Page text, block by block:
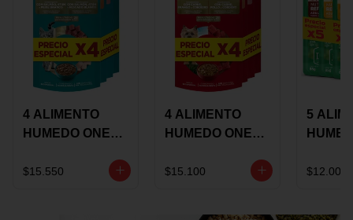
4 ALIMENTO
HUMEDO ONE
85 GRS
$15.550
4 ALIMENTO
HUMEDO ONE
85 GRS
$15.100
5
$12.000